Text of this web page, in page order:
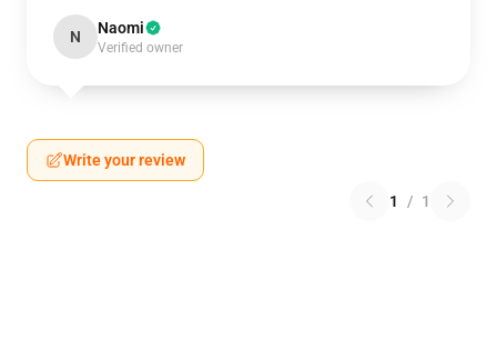
N Naomi
Verified owner
Write your review
1 / 1